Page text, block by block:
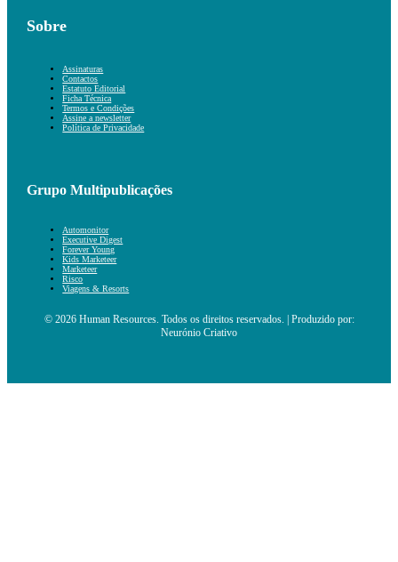
Sobre
Assinaturas
Contactos
Estatuto Editorial
Ficha Técnica
Termos e Condições
Assine a newsletter
Política de Privacidade
Grupo Multipublicações
Automonitor
Executive Digest
Forever Young
Kids Marketeer
Marketeer
Risco
Viagens & Resorts
© 2026 Human Resources. Todos os direitos reservados. | Produzido por:
Neurónio Criativo